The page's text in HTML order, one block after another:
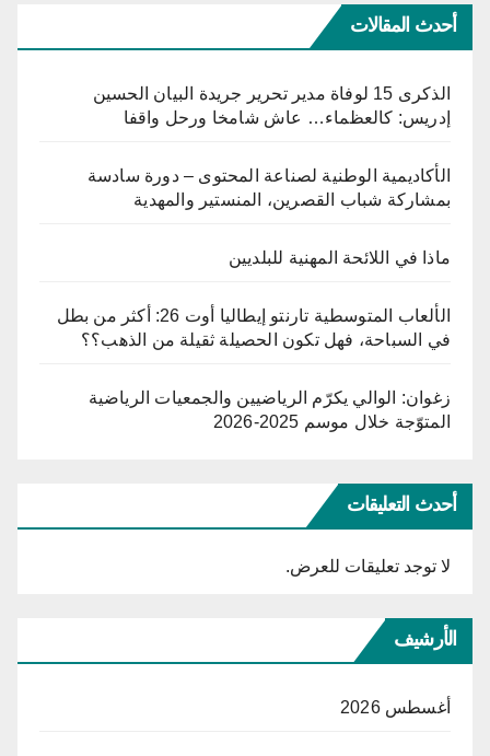
أحدث المقالات
الذكرى 15 لوفاة مدير تحرير جريدة البيان الحسين
إدريس: كالعظماء… عاش شامخا ورحل واقفا
الأكاديمية الوطنية لصناعة المحتوى – دورة سادسة
بمشاركة شباب القصرين، المنستير والمهدية
ماذا في اللائحة المهنية للبلديين
الألعاب المتوسطية تارنتو إيطاليا أوت 26: أكثر من بطل
في السباحة، فهل تكون الحصيلة ثقيلة من الذهب؟؟
زغوان: الوالي يكرّم الرياضيين والجمعيات الرياضية
المتوّجة خلال موسم 2025-2026
أحدث التعليقات
لا توجد تعليقات للعرض.
الأرشيف
أغسطس 2026